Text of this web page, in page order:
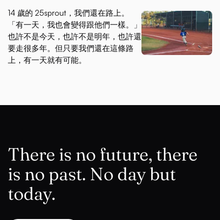
14 歲的 25sprout，我們還在路上。
「有一天，我也會變得跟他們一樣。」
也許不是今天，也許不是明年，也許還
要走很多年。但只要我們還在這條路
上，有一天就有可能。
There is no future, there
is no past. No day but
today.